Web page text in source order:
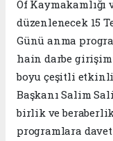
Of
düzenlenecek 15
Günü anma
hain darbe
boyu çeşitli
Başkanı Salim
birlik ve
programlara davet